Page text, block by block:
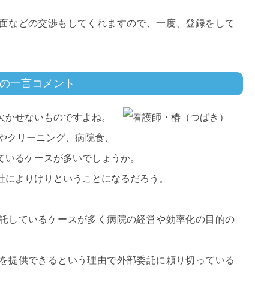
などの交渉もしてくれますので、一度、登録をして
一言コメント
せないものですよね。
クリーニング、病院食、
るケースが多いでしょうか。
よりけりということになるだろう。
しているケースが多く病院の経営や効率化の目的の
提供できるという理由で外部委託に頼り切っている